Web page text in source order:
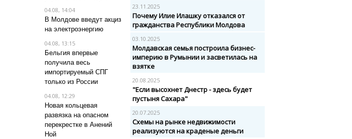
04.08, 14:04
В Молдове введут акциз
на электроэнергию
04.08, 13:15
Бельгия впервые
получила весь
импортируемый СПГ
только из России
04.08, 12:29
Новая кольцевая
развязка на опасном
перекрестке в Анений
Ной
23.11.2025
Почему Илие Илашку отказался от
гражданства Республики Молдова
03.10.2025
Молдавская семья построила бизнес-
империю в Румынии и засветилась на
взятке
20.08.2025
"Если высохнет Днестр - здесь будет
пустыня Сахара"
20.07.2025
Схемы на рынке недвижимости
реализуются на краденые деньги